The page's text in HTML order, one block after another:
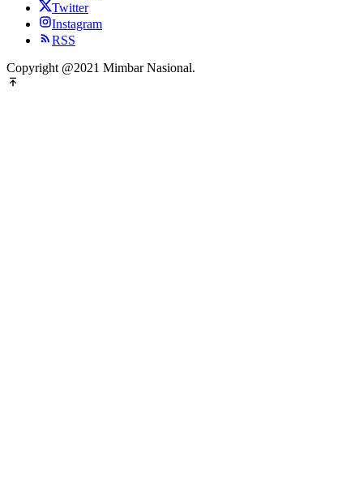
Twitter
Instagram
RSS
Copyright @2021 Mimbar Nasional.